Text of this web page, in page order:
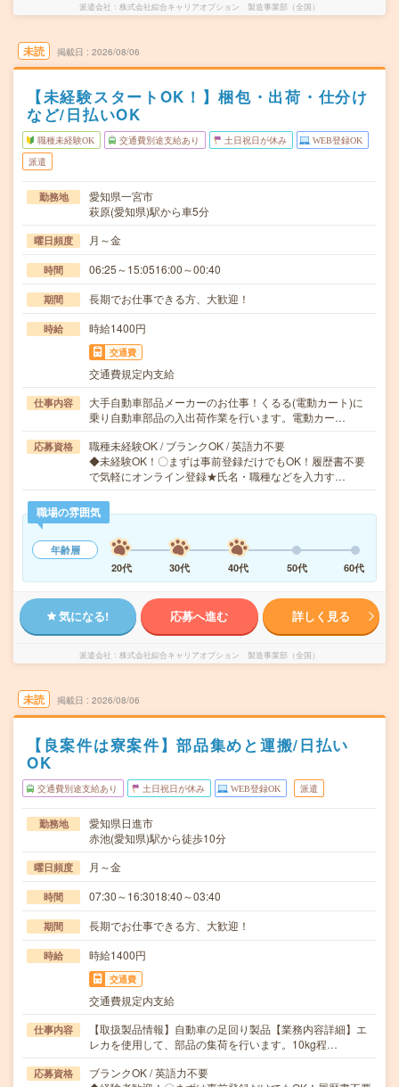
派遣会社 株式会社綜合キャリアオプション 製造事業部（全国）
未読 掲載日 2026/08/06
【未経験スタートOK！】梱包・出荷・仕分け
など/日払いOK
職種未経験OK 交通費別途支給あり 土日祝日が休み WEB登録OK
派遣
勤務地
愛知県一宮市
萩原(愛知県)駅から車5分
曜日頻度 月～金
時間 06:25～15:0516:00～00:40
期間 長期でお仕事できる方、大歓迎！
時給 時給1400円
交通費
交通費規定内支給
仕事内容
大手自動車部品メーカーのお仕事！くるる(電動カート)に
乗り自動車部品の入出荷作業を行います。電動カー…
応募資格
職種未経験OK / ブランクOK / 英語力不要
◆未経験OK！〇まずは事前登録だけでもOK！履歴書不要
で気軽にオンライン登録★氏名・職種などを入力す…
職場の雰囲気
年齢層
20代
30代 40代 50代 60代
気になる! 応募へ進む 詳しく見る
派遣会社 株式会社綜合キャリアオプション 製造事業部（全国）
未読 掲載日 2026/08/06
【良案件は寮案件】部品集めと運搬/日払い
OK
交通費別途支給あり 土日祝日が休み WEB登録OK 派遣
勤務地
愛知県日進市
赤池(愛知県)駅から徒歩10分
曜日頻度 月～金
時間 07:30～16:3018:40～03:40
期間 長期でお仕事できる方、大歓迎！
時給 時給1400円
交通費
交通費規定内支給
仕事内容
【取扱製品情報】自動車の足回り製品【業務内容詳細】エ
レカを使用して、部品の集荷を行います。10kg程…
応募資格
ブランクOK / 英語力不要